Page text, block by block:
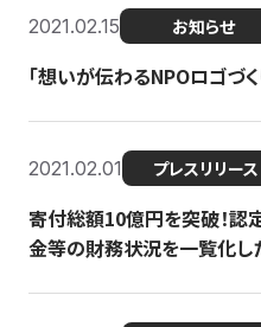
2021.02.15 お知らせ
「想いが伝わるNPOロゴづ
2021.02.01 プレスリリース
寄付総額10億円を突破！認
金等の財務状況を一覧化し